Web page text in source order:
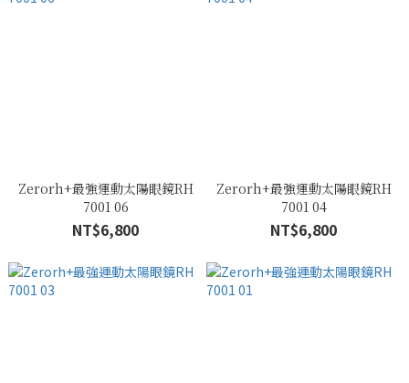
Zerorh+最強運動太陽眼鏡RH
7001 06
NT$6,800
Zerorh+最強運動太陽眼鏡RH
7001 04
NT$6,800